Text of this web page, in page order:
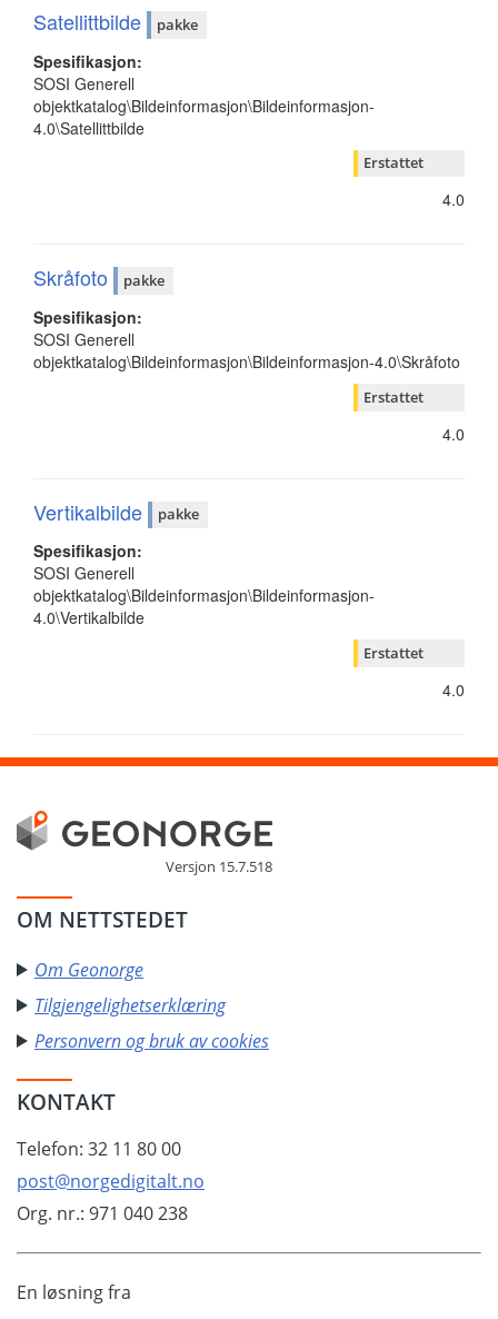
Satellittbilde pakke
Spesifikasjon:
SOSI Generell
objektkatalog\Bildeinformasjon\Bildeinformasjon-
4.0\Satellittbilde
Erstattet
4.0
Skråfoto pakke
Spesifikasjon:
SOSI Generell
objektkatalog\Bildeinformasjon\Bildeinformasjon-4.0\Skråfoto
Erstattet
4.0
Vertikalbilde pakke
Spesifikasjon:
SOSI Generell
objektkatalog\Bildeinformasjon\Bildeinformasjon-
4.0\Vertikalbilde
Erstattet
4.0